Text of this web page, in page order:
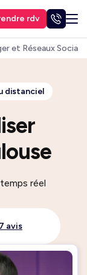
rdv
et Réseaux Sociaux
distanciel
réel
avis